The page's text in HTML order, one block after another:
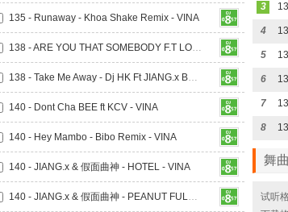
135 - Runaway - Khoa Shake Remix - VINA
138 - ARE YOU THAT SOMEBODY F.T LOST IN LOVE ( Jind F.T KEEBIN MIX ) - VINA
138 - Take Me Away - Dj HK Ft JIANG.x Bootleg - VINA
140 - Dont Cha BEE ft KCV - VINA
140 - Hey Mambo - Bibo Remix - VINA
140 - JIANG.x & 假面曲神 - HOTEL - VINA
140 - JIANG.x & 假面曲神 - PEANUT FULL - VINA
3
4
5
6
7
8
舞
试听